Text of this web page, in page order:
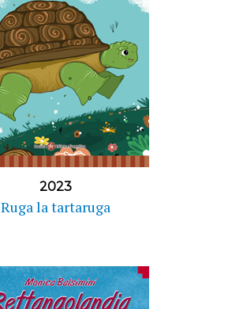
2023
Ruga la tartaruga